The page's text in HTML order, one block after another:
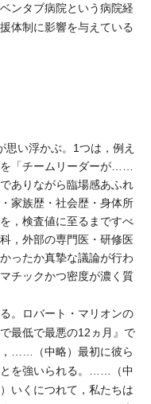
ンタブ病院という病院経
体制に影響を与えている
い浮かぶ。1つは，例え
「チームリーダーが……
ありながら臨場感あふれ
家族歴・社会歴・身体所
，検査値に至るまですべ
，外部の専門医・研修医
ったか真摯な議論が行わ
チックかつ密度が濃く質
。ロバート・マリオンの
最低で最悪の12ヵ月』で
，……（中略）最初に彼ら
とを強いられる。……（中
いくにつれて，私たちは